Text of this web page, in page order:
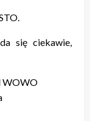
się ciekawie,
WOWO